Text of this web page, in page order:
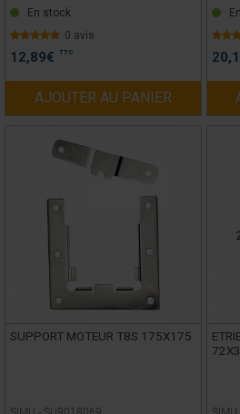
En stock
0 avis
12,89€ TTC
AJOUTER AU PANIER
SUPPORT MOTEUR T8S 175X175